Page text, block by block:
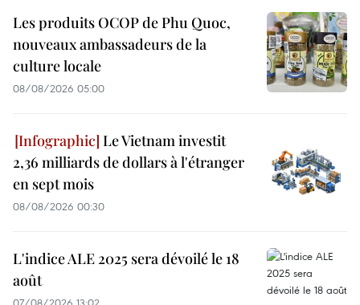
Les produits OCOP de Phu Quoc,
nouveaux ambassadeurs de la
culture locale
08/08/2026 05:00
Le Vietnam investit
2,36 milliards de dollars à l'étranger
en sept mois
08/08/2026 00:30
L'indice ALE 2025 sera dévoilé le 18
août